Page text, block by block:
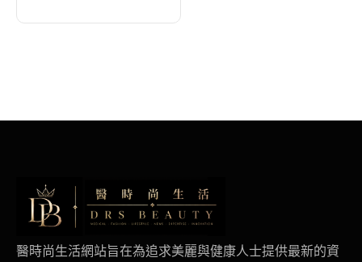
醫時尚生活網站旨在為追求美麗與健康人士提供最新的資